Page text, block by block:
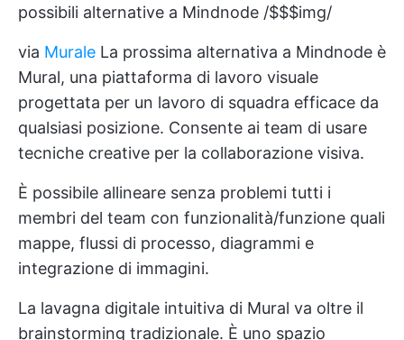
possibili alternative a Mindnode /$$$img/
via Murale La prossima alternativa a Mindnode è
Mural, una piattaforma di lavoro visuale
progettata per un lavoro di squadra efficace da
qualsiasi posizione. Consente ai team di usare
tecniche creative per la collaborazione visiva.
È possibile allineare senza problemi tutti i
membri del team con funzionalità/funzione quali
mappe, flussi di processo, diagrammi e
integrazione di immagini.
La lavagna digitale intuitiva di Mural va oltre il
brainstorming tradizionale. È uno spazio